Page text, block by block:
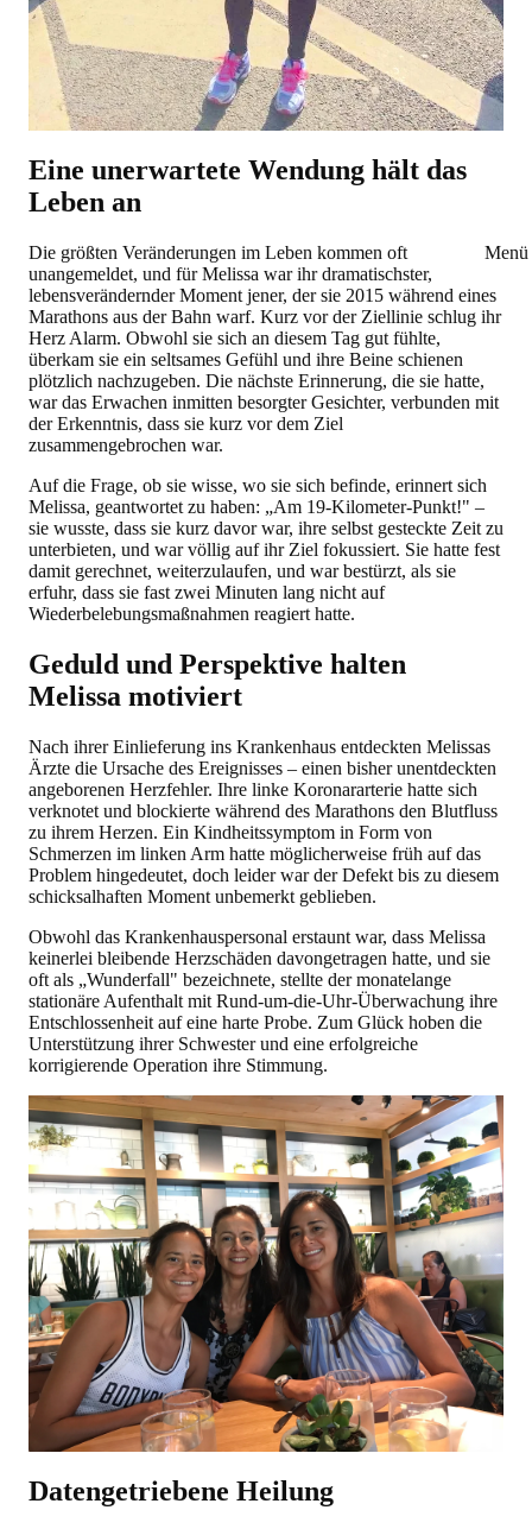
Menü
Eine unerwartete Wendung hält das
Leben an
Die größten Veränderungen im Leben kommen oft
unangemeldet, und für Melissa war ihr dramatischster,
lebensverändernder Moment jener, der sie 2015 während eines
Marathons aus der Bahn warf. Kurz vor der Ziellinie schlug ihr
Herz Alarm. Obwohl sie sich an diesem Tag gut fühlte,
überkam sie ein seltsames Gefühl und ihre Beine schienen
plötzlich nachzugeben. Die nächste Erinnerung, die sie hatte,
war das Erwachen inmitten besorgter Gesichter, verbunden mit
der Erkenntnis, dass sie kurz vor dem Ziel
zusammengebrochen war.
Auf die Frage, ob sie wisse, wo sie sich befinde, erinnert sich
Melissa, geantwortet zu haben: „Am 19-Kilometer-Punkt!" –
sie wusste, dass sie kurz davor war, ihre selbst gesteckte Zeit zu
unterbieten, und war völlig auf ihr Ziel fokussiert. Sie hatte fest
damit gerechnet, weiterzulaufen, und war bestürzt, als sie
erfuhr, dass sie fast zwei Minuten lang nicht auf
Wiederbelebungsmaßnahmen reagiert hatte.
Geduld und Perspektive halten
Melissa motiviert
Nach ihrer Einlieferung ins Krankenhaus entdeckten Melissas
Ärzte die Ursache des Ereignisses – einen bisher unentdeckten
angeborenen Herzfehler. Ihre linke Koronararterie hatte sich
verknotet und blockierte während des Marathons den Blutfluss
zu ihrem Herzen. Ein Kindheitssymptom in Form von
Schmerzen im linken Arm hatte möglicherweise früh auf das
Problem hingedeutet, doch leider war der Defekt bis zu diesem
schicksalhaften Moment unbemerkt geblieben.
Obwohl das Krankenhauspersonal erstaunt war, dass Melissa
keinerlei bleibende Herzschäden davongetragen hatte, und sie
oft als „Wunderfall" bezeichnete, stellte der monatelange
stationäre Aufenthalt mit Rund-um-die-Uhr-Überwachung ihre
Entschlossenheit auf eine harte Probe. Zum Glück hoben die
Unterstützung ihrer Schwester und eine erfolgreiche
korrigierende Operation ihre Stimmung.
Datengetriebene Heilung